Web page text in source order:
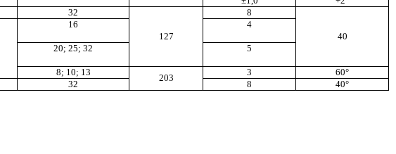
32
127
8
40
16
4
20; 25; 32
5
8; 10; 13
203
3 60°
32 8 40°